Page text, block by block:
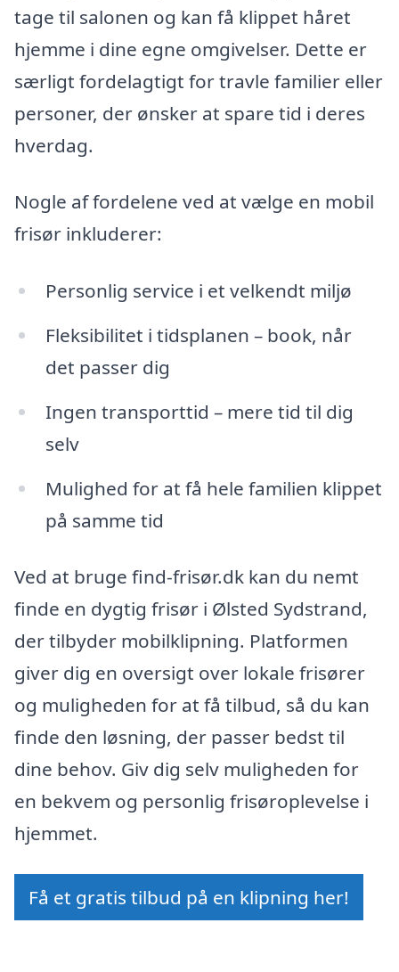
tage til salonen og kan få klippet håret
hjemme i dine egne omgivelser. Dette er
særligt fordelagtigt for travle familier eller
personer, der ønsker at spare tid i deres
hverdag.
Nogle af fordelene ved at vælge en mobil
frisør inkluderer:
Personlig service i et velkendt miljø
Fleksibilitet i tidsplanen – book, når
det passer dig
Ingen transporttid – mere tid til dig
selv
Mulighed for at få hele familien klippet
på samme tid
Ved at bruge find-frisør.dk kan du nemt
finde en dygtig frisør i Ølsted Sydstrand,
der tilbyder mobilklipning. Platformen
giver dig en oversigt over lokale frisører
og muligheden for at få tilbud, så du kan
finde den løsning, der passer bedst til
dine behov. Giv dig selv muligheden for
en bekvem og personlig frisøroplevelse i
hjemmet.
Få et gratis tilbud på en klipning her!